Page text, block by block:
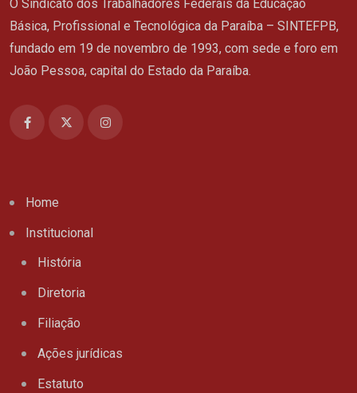
O Sindicato dos Trabalhadores Federais da Educação
Básica, Profissional e Tecnológica da Paraíba – SINTEFPB,
fundado em 19 de novembro de 1993, com sede e foro em
João Pessoa, capital do Estado da Paraíba.
Home
Institucional
História
Diretoria
Filiação
Ações jurídicas
Estatuto